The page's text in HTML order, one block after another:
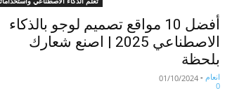
أفضل 10 مواقع تصميم لوجو بالذكاء
الاصطناعي 2025 | اصنع شعارك
بلحظة
انعام -
01/10/2024
0